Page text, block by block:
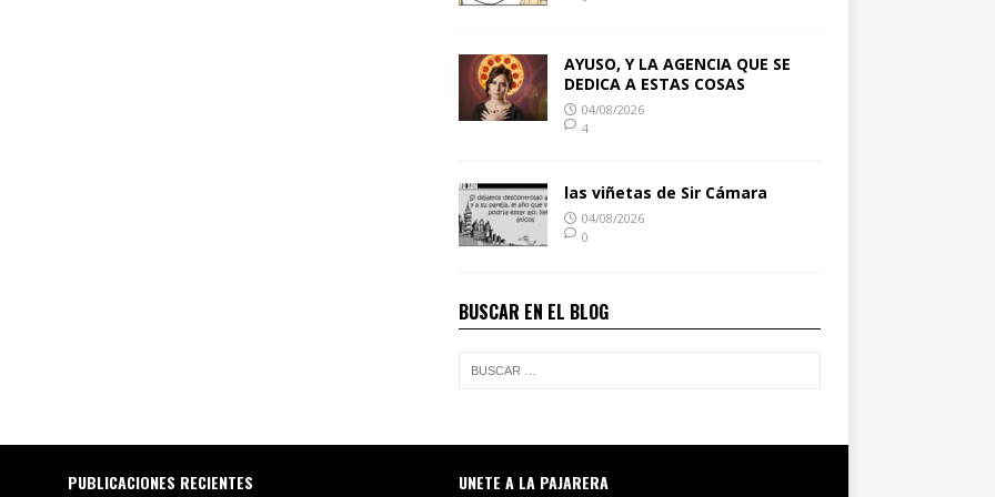
AYUSO, Y LA AGENCIA QUE SE
DEDICA A ESTAS COSAS
04/08/2026
4
las viñetas de Sir Cámara
04/08/2026
0
BUSCAR EN EL BLOG
PUBLICACIONES RECIENTES UNETE A LA PAJARERA